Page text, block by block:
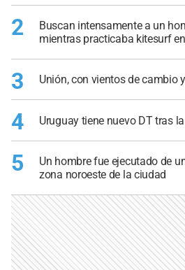
2
Buscan intensamente a un
mientras practicaba kitesurf
3 Unión, con vientos de cambio
4 Uruguay tiene nuevo DT tras
5
Un hombre fue ejecutado de
zona noroeste de la ciudad